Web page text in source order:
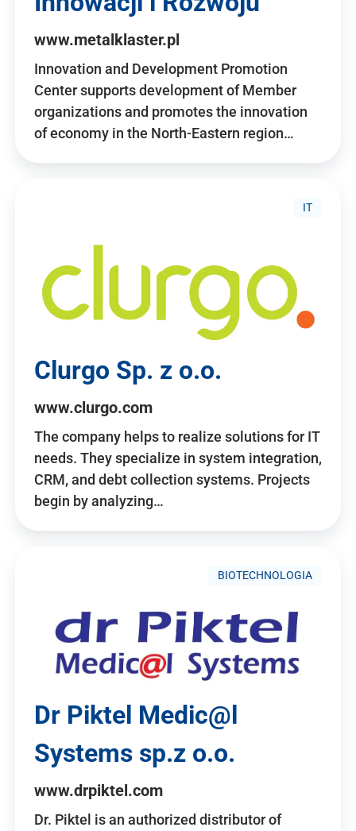
www.metalklaster.pl
Innovation and Development Promotion
Center supports development of Member
organizations and promotes the innovation
of economy in the North-Eastern region…
IT
Clurgo Sp. z o.o.
www.clurgo.com
The company helps to realize solutions for IT
needs. They specialize in system integration,
CRM, and debt collection systems. Projects
begin by analyzing…
BIOTECHNOLOGIA
Dr Piktel Medic@l
Systems sp.z o.o.
www.drpiktel.com
Dr. Piktel is an authorized distributor of